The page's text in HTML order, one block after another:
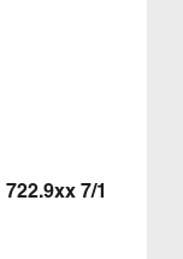
722.9xx 7/1